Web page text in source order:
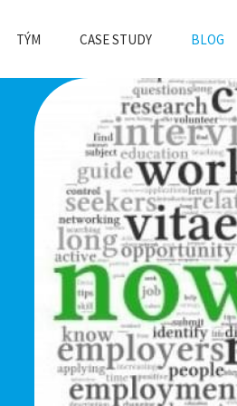
TÝM CASE STUDY BLOG